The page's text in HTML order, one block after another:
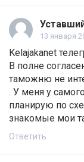
13 января
Kelajakanet
В полне
таможню не
. У меня у
планирую по
знакомые мои
Ответить